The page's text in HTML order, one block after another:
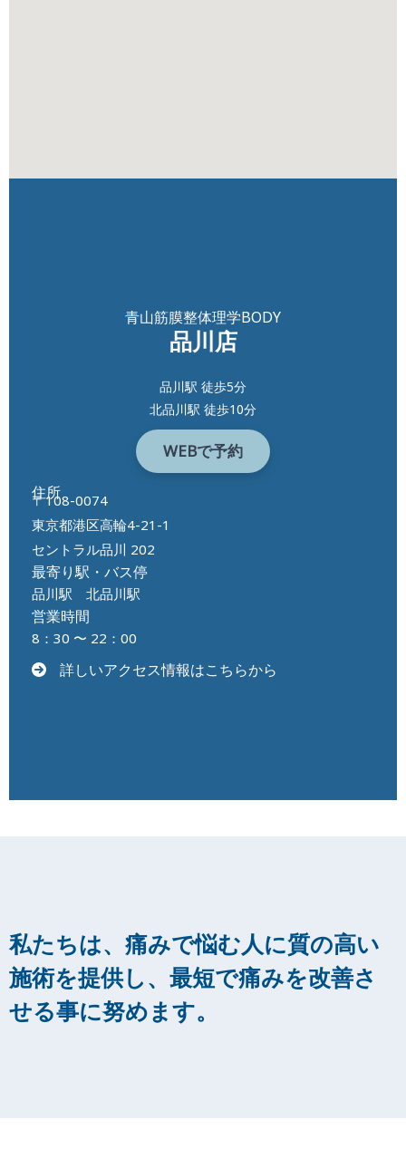
青山筋膜整体理学BODY
品川店
品川駅 徒歩5分
北品川駅 徒歩10分
WEBで予約
住所
〒108-0074
東京都港区高輪4-21-1
セントラル品川 202
最寄り駅・バス停
品川駅 北品川駅
営業時間
8：30 〜 22：00
詳しいアクセス情報はこちらから
私たちは、痛みで悩む人に質の高い
施術を提供し、最短で痛みを改善さ
せる事に努めます。